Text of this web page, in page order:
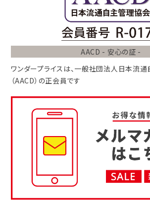
AACD - 安心の証 -
ワンダープライスは、一般社団法人 日本流
（AACD） の正会員です